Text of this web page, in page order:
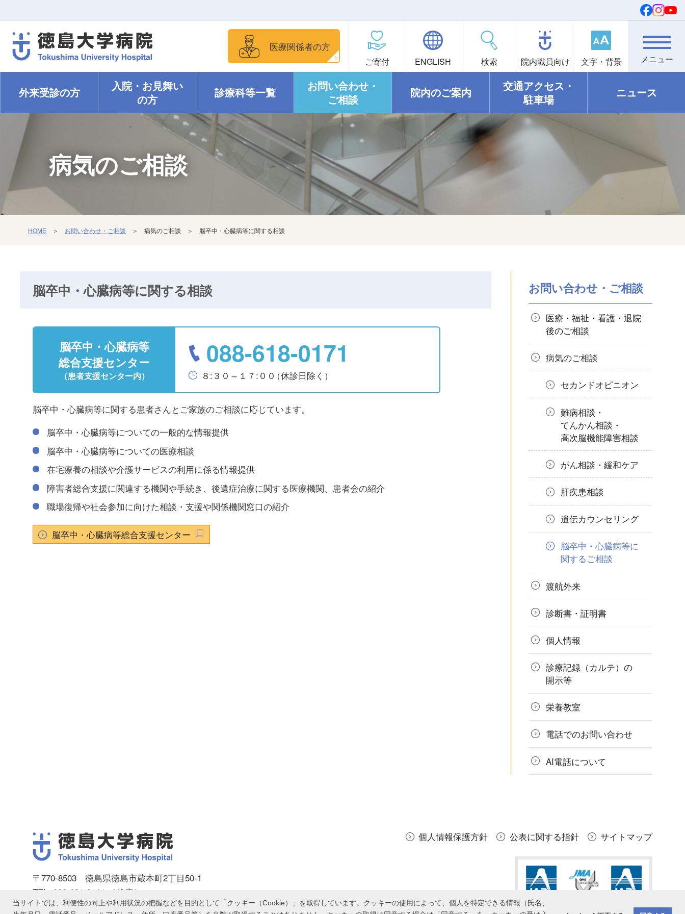
当サイトでは、利便性の向上や利用状況の把握などを目的として「クッキー（Cookie）」を取得しています。クッキーの使用によって、個人を特定できる情報（氏名、
医療関係者の方
ご寄付 ENGLISH 検索 院内職員向け 文字・背景
外来受診の方 入院・ お見舞い
の方
診療科等一覧
お問い合わせ・
ご相談
院内のご案内
交通アクセス・
駐車場
ニュース
病気のご相談
HOME ＞ お問い合わせ・ご相談 ＞ 病気のご相談 ＞ 脳卒中・心臓病等に関する相談
脳卒中・心臓病等に関する相談
脳卒中・心臓病等
総合支援センター
（患者支援センター内）
088-618-0171
８:３０～１７:００（休診日除く）
脳卒中・心臓病等に関する患者さんとご家族のご相談に応じています。
脳卒中・心臓病等についての一般的な情報提供
脳卒中・心臓病等についての医療相談
在宅療養の相談や介護サービスの利用に係る情報提供
障害者総合支援に関連する機関や手続き、後遺症治療に関する医療機関、患者会の紹介
職場復帰や社会参加に向けた相談・支援や関係機関窓口の紹介
脳卒中・心臓病等総合支援センター
お問い合わせ・ご相談
医療・福祉・看護・退院
後のご相談
病気のご相談
セカンドオピニオン
難病相談・
てんかん相談・
高次脳機能障害相談
がん相談・緩和ケア
肝疾患相談
遺伝カウンセリング
脳卒中・心臓病等に
関するご相談
渡航外来
診断書・証明書
個人情報
診療記録 （カルテ）の
開示等
栄養教室
電話でのお問い合わせ
AI電話について
〒770-8503 徳島県徳島市蔵本町2丁目50-1
TEL: 088-631-3111 ［代表］
個人情報保護方針 公表に関する指針 サイトマップ
© 1998-2026 Tokushima University Hospital